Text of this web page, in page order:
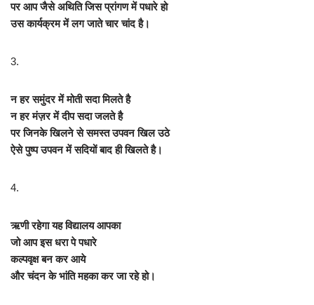
पर आप जैसे अथिति जिस प्रांगण में पधारे हो
उस कार्यक्रम में लग जाते चार चांद है।
3.
न हर समुंदर में मोती सदा मिलते है
न हर मंज़र में दीप सदा जलते है
पर जिनके खिलने से समस्त उपवन खिल उठे
ऐसे पुष्प उपवन में सदियों बाद ही खिलते है।
4.
ऋणी रहेगा यह विद्यालय आपका
जो आप इस धरा पे पधारे
कल्पवृक्ष बन कर आये
और चंदन के भांति महका कर जा रहे हो।